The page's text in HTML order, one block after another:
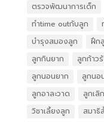
ตรวจพัฒนาการเด็ก
ทำtime outกับลูก
บำรุงสมองลูก
ฝึก
ลูกกินยาก
ลูกก้าว
ลูกนอนยาก
ลูกนอ
ลูกอาละวาด
ลูกเลิ
วิชาเลี้ยงลูก
สมาธิ